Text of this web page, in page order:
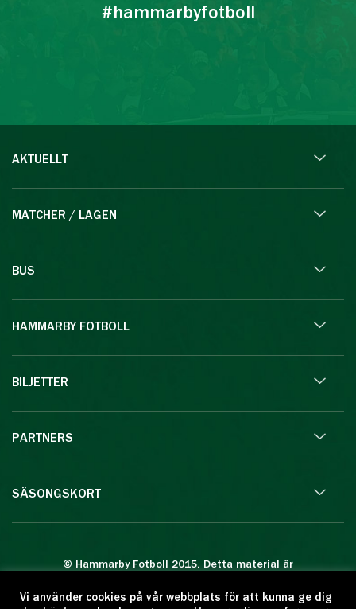
#hammarbyfotboll
AKTUELLT
MATCHER / LAGEN
BUS
HAMMARBY FOTBOLL
BILJETTER
PARTNERS
SÄSONGSKORT
© Hammarby Fotboll 2015. Detta material är
Eftertryck eller annan kopiering är förbjuden.
Vi använder cookies på vår webbplats för att kunna ge dig